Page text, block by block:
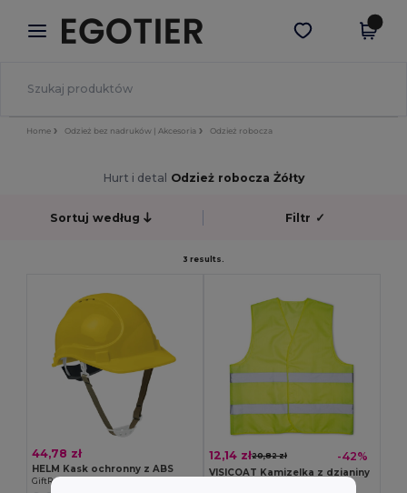
× Aplikacja Egotier
Lepsze ceny w aplikacji!
Pobierz app
Home Odzież bez nadruków | Akcesoria Odzież robocza
Hurt i detal Odzież robocza Żółty
Sortuj według Filtr ✓
3 results.
44,78 zł
HELM Kask ochronny z ABS
GiftRetail MO2456
12,14 zł20,82 zł -42%
VISICOAT Kamizelka z dzianiny